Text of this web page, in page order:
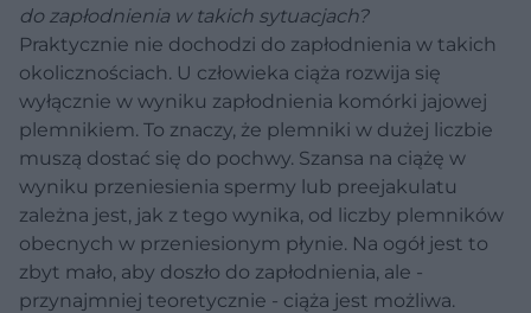
do zapłodnienia w takich sytuacjach?
Praktycznie nie dochodzi do zapłodnienia w takich
okolicznościach. U człowieka ciąża rozwija się
wyłącznie w wyniku zapłodnienia komórki jajowej
plemnikiem. To znaczy, że plemniki w dużej liczbie
muszą dostać się do pochwy. Szansa na ciążę w
wyniku przeniesienia spermy lub preejakulatu
zależna jest, jak z tego wynika, od liczby plemników
obecnych w przeniesionym płynie. Na ogół jest to
zbyt mało, aby doszło do zapłodnienia, ale -
przynajmniej teoretycznie - ciąża jest możliwa.